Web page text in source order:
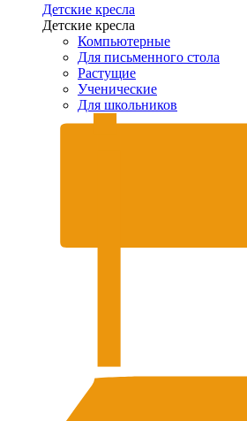
Детские кресла
Детские кресла
Компьютерные
Для письменного стола
Растущие
Ученические
Для школьников